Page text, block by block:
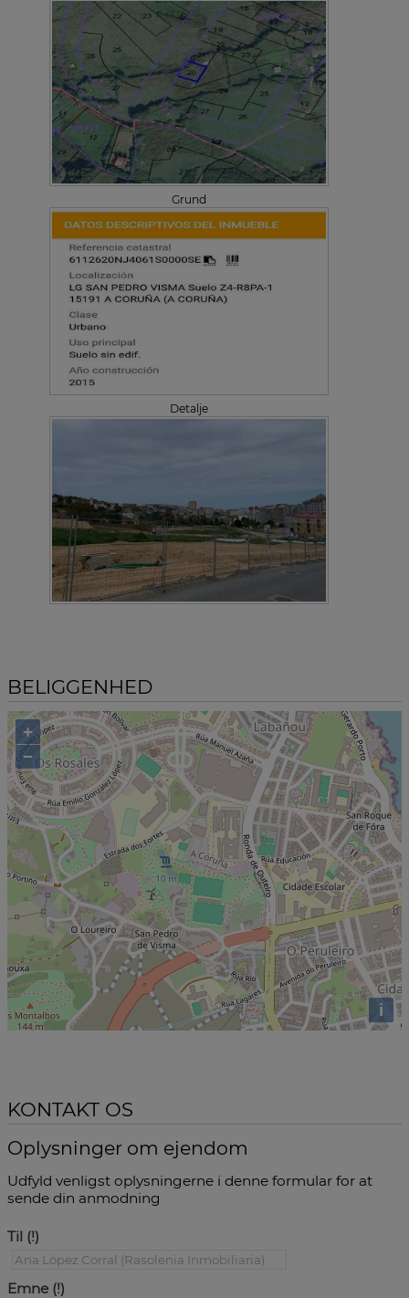
Grund
Detalje
BELIGGENHED
+
−
i
KONTAKT OS
Oplysninger om ejendom
Udfyld venligst oplysningerne i denne formular for at
sende din anmodning
Til
Emne